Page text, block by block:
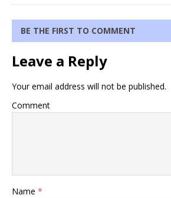
BE THE FIRST TO COMMENT
Leave a Reply
Your email address will not be published.
Comment
Name *